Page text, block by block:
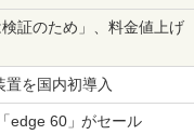
証のため」、料金値上げ
を国内初導入
edge 60」がセール